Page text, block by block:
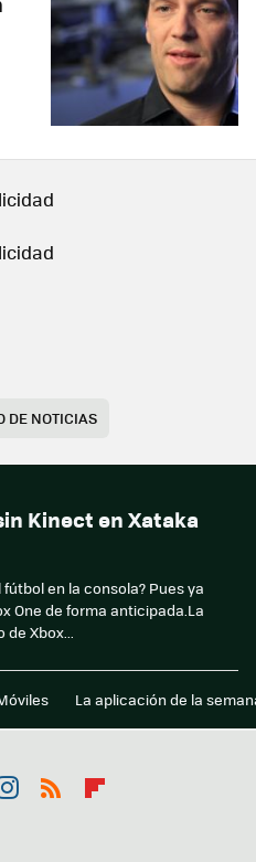
DE NOTICIAS
Kinect en Xataka
en la consola? Pues ya
One de forma anticipada.La
Xbox...
La aplicación de la